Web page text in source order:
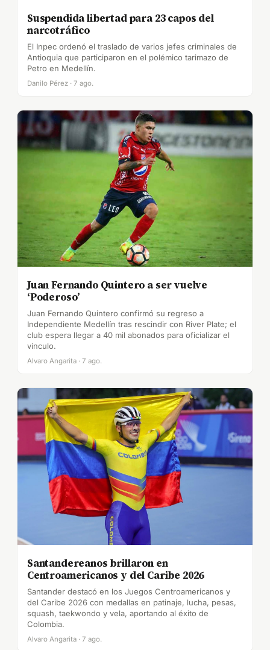
Suspendida libertad para 23 capos del
narcotráfico
El Inpec ordenó el traslado de varios jefes criminales de
Antioquia que participaron en el polémico tarimazo de
Petro en Medellín.
Danilo Pérez · 7 ago.
Juan Fernando Quintero a ser vuelve
‘Poderoso’
Juan Fernando Quintero confirmó su regreso a
Independiente Medellín tras rescindir con River Plate; el
club espera llegar a 40 mil abonados para oficializar el
vínculo.
Alvaro Angarita · 7 ago.
Santandereanos brillaron en
Centroamericanos y del Caribe 2026
Santander destacó en los Juegos Centroamericanos y
del Caribe 2026 con medallas en patinaje, lucha, pesas,
squash, taekwondo y vela, aportando al éxito de
Colombia.
Alvaro Angarita · 7 ago.